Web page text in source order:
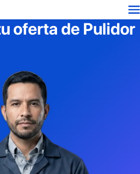
oferta de Pulidor